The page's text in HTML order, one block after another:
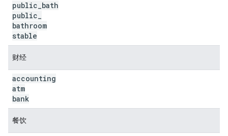
public bath
public
bathroom
stable
财经
accounting
atm
bank
餐饮